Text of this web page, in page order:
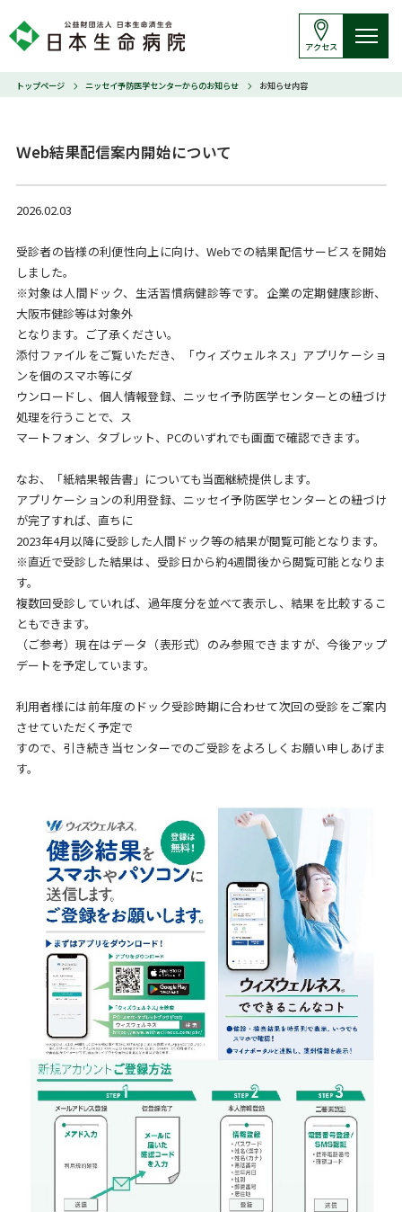
アクセス
トップページ ニッセイ予防医学センターからのお知らせ お知らせ内容
Ｗeb結果配信案内開始について
2026.02.03
受診者の皆様の利便性向上に向け、Webでの結果配信サービスを開始
しました。
※対象は人間ドック、生活習慣病健診等です。企業の定期健康診断、
大阪市健診等は対象外
となります。ご了承ください。
添付ファイルをご覧いただき、「ウィズウェルネス」アプリケーショ
ンを個のスマホ等にダ
ウンロードし、個人情報登録、ニッセイ予防医学センターとの紐づけ
処理を行うことで、ス
マートフォン、タブレット、PCのいずれでも画面で確認できます。
なお、「紙結果報告書」についても当面継続提供します。
アプリケーションの利用登録、ニッセイ予防医学センターとの紐づけ
が完了すれば、直ちに
2023年4月以降に受診した人間ドック等の結果が閲覧可能となります。
※直近で受診した結果は、受診日から約4週間後から閲覧可能となりま
す。
複数回受診していれば、過年度分を並べて表示し、結果を比較するこ
ともできます。
（ご参考）現在はデータ（表形式）のみ参照できますが、今後アップ
デートを予定しています。
利用者様には前年度のドック受診時期に合わせて次回の受診をご案内
させていただく予定で
すので、引き続き当センターでのご受診をよろしくお願い申しあげま
す。